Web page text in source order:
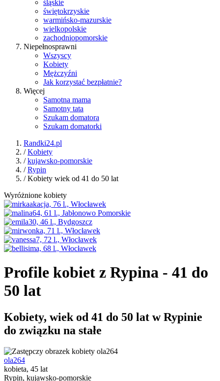
śląskie
świętokrzyskie
warmińsko-mazurskie
wielkopolskie
zachodniopomorskie
Niepełnosprawni
Wszyscy
Kobiety
Mężczyźni
Jak korzystać bezpłatnie?
Więcej
Samotna mama
Samotny tata
Szukam domatora
Szukam domatorki
Randki24.pl
/Kobiety
/kujawsko-pomorskie
/Rypin
/ Kobiety wiek od 41 do 50 lat
Wyróżnione kobiety
Profile kobiet z Rypina - 41 do
50 lat
Kobiety, wiek od 41 do 50 lat w Rypinie
do związku na stałe
ola264
kobieta, 45 lat
Rypin, kujawsko-pomorskie